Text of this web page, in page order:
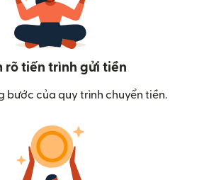
rõ tiến trình gửi tiền
bước của quy trình chuyển tiền.